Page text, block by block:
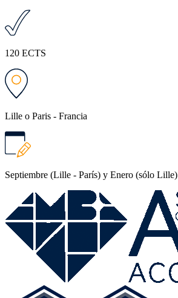
120 ECTS
Lille o Paris - Francia
Septiembre (Lille - París) y Enero (sólo Lille)